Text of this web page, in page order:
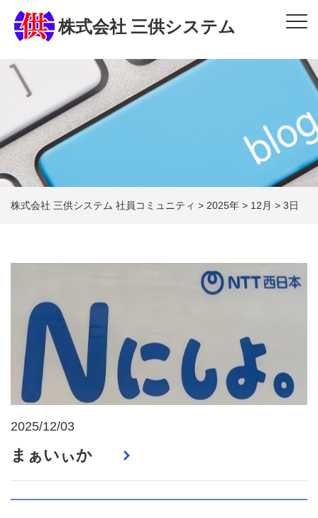
株式会社 三供システム
株式会社 三供システム 社員コミュニティ > 2025年 > 12月 > 3日
2025/12/03
まぁいぃか